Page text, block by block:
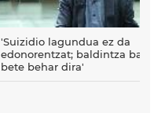
'Suizidio lagundua ez da
edonorentzat; baldintza
bete behar dira'